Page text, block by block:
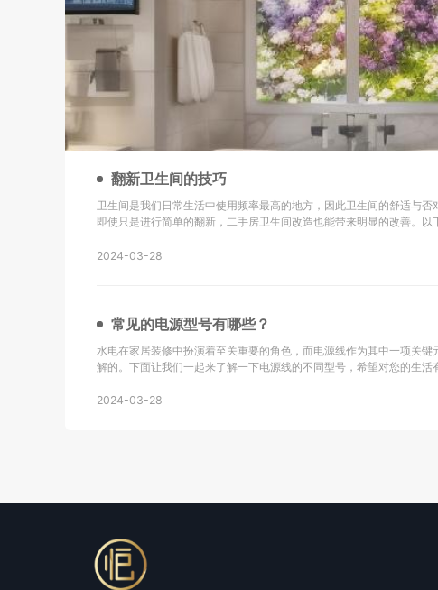
翻新卫生间的技巧
卫生间是我们日常生活中使用频率最高的地方，因此卫生间的舒适与否
即使只是进行简单的翻新，二手房卫生间改造也能带来明显的改善。以
铺设瓷砖是很重要的。确保地砖的铺设
2024-03-28
常见的电源型号有哪些？
水电在家居装修中扮演着至关重要的角色，而电源线作为其中一项关键
解的。下面让我们一起来了解一下电源线的不同型号，希望对您的生活有所帮助！
同轴电缆。 KVV：这种电缆采用聚氯乙烯
2024-03-28